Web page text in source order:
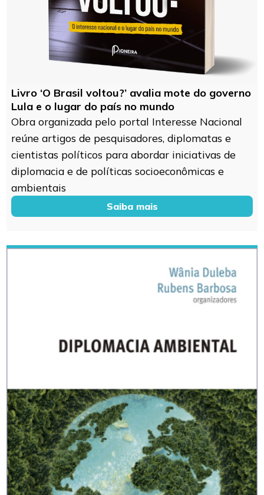
Livro ‘O Brasil voltou?’ avalia mote do governo
Lula e o lugar do país no mundo
Obra organizada pelo portal Interesse Nacional
reúne artigos de pesquisadores, diplomatas e
cientistas políticos para abordar iniciativas de
diplomacia e de políticas socioeconômicas e
ambientais
Saiba mais